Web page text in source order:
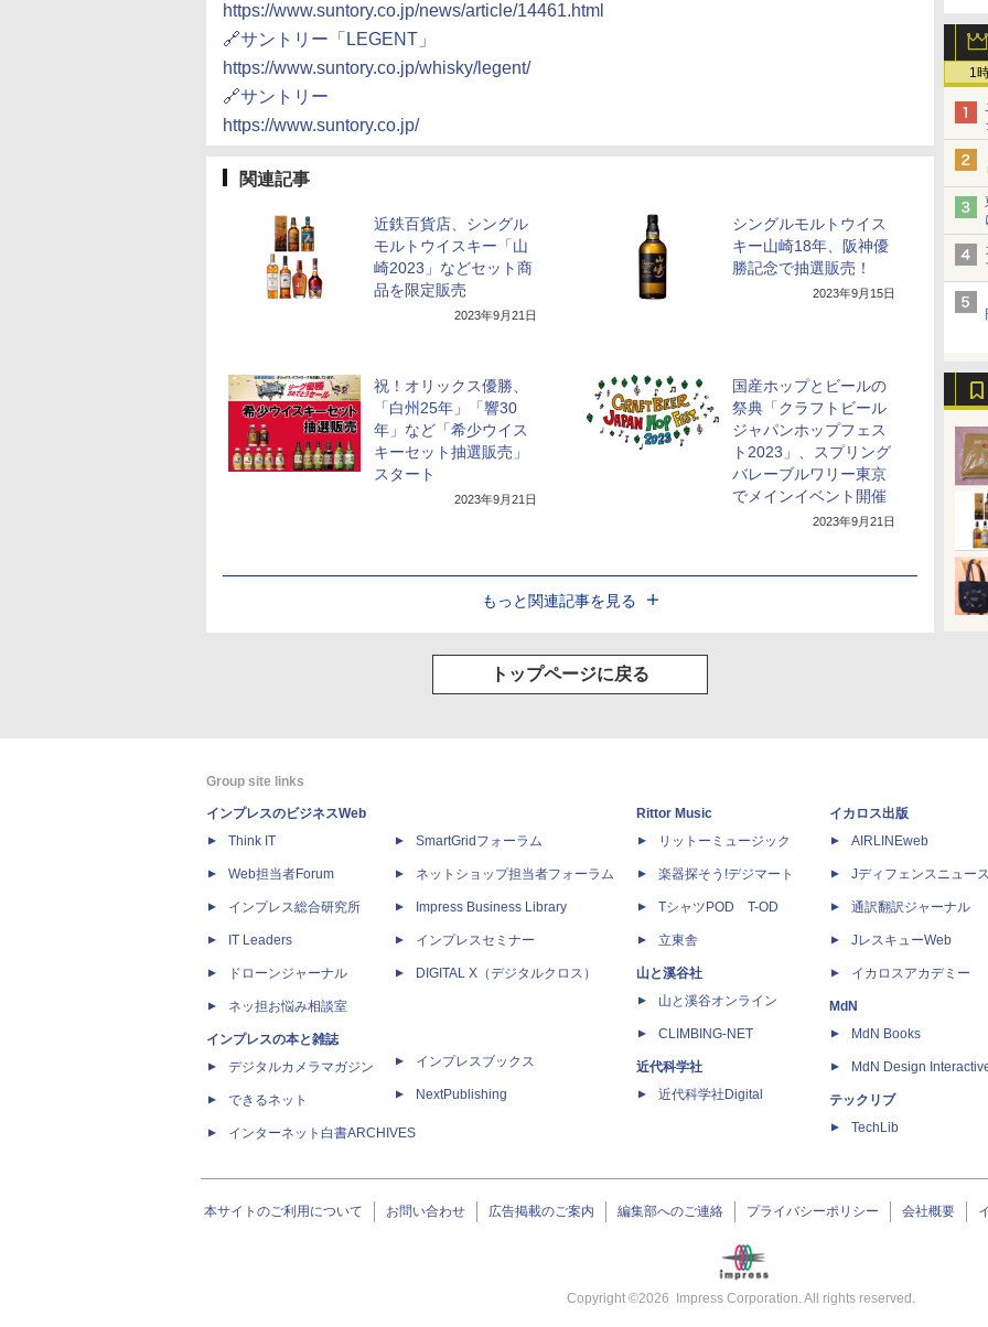
1
https://www.suntory.co.jp/news/article/14461.html
🔗サントリー「LEGENT」
https://www.suntory.co.jp/whisky/legent/
🔗サントリー
https://www.suntory.co.jp/
関連記事
近鉄百貨店、シングル
モルトウイスキー「山
崎2023」などセット商
品を限定販売
2023年9月21日
シングルモルトウイス
キー山崎18年、阪神優
勝記念で抽選販売！
2023年9月15日
祝！オリックス優勝、
「白州25年」「響30
年」など「希少ウイス
キーセット抽選販売」
スタート
2023年9月21日
国産ホップとビールの
祭典「クラフトビール
ジャパンホップフェス
ト2023」、スプリング
バレーブルワリー東京
でメインイベント開催
2023年9月21日
もっと関連記事を見る
トップページに戻る
Group site links
インプレスのビジネスWeb
Think IT
Web担当者Forum
インプレス総合研究所
IT Leaders
ドローンジャーナル
ネッ担お悩み相談室
インプレスの本と雑誌
デジタルカメラマガジン
できるネット
インターネット白書ARCHIVES
SmartGridフォーラム
ネットショップ担当者フォーラム
Impress Business Library
インプレスセミナー
DIGITAL X（デジタルクロス）
インプレスブックス
NextPublishing
Rittor Music
リットーミュージック
楽器探そう!デジマート
TシャツPOD T-OD
立東舎
山と溪谷社
山と溪谷オンライン
CLIMBING-NET
近代科学社
近代科学社Digital
イカロス出版
AIRLINEweb
Jディフェンスニュー
通訳翻訳ジャーナル
JレスキューWeb
イカロスアカデミー
MdN
MdN Books
MdN Design
テックリブ
TechLib
本サイトのご利用について お問い合わせ 広告掲載のご案内 編集部へのご連絡 プライバシーポリシー 会社概要
Copyright ©2026 Impress Corporation. All rights reserved.